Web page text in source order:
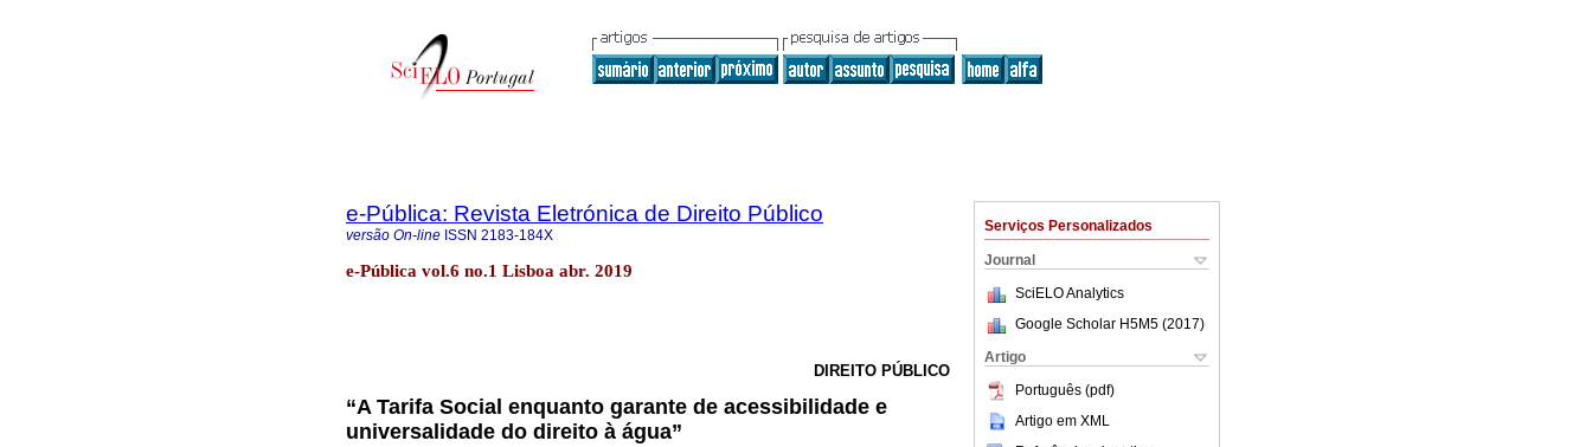
Serviços Personalizados
Journal
SciELO Analytics
Google Scholar H5M5 (2017)
Artigo
Português (pdf)
Artigo em XML
e-Pública: Revista Eletrónica de Direito Público
versão On-line ISSN 2183-184X
e-Pública vol.6 no.1 Lisboa abr. 2019
DIREITO PÚBLICO
“A Tarifa Social enquanto garante de acessibilidade e
universalidade do direito à água”